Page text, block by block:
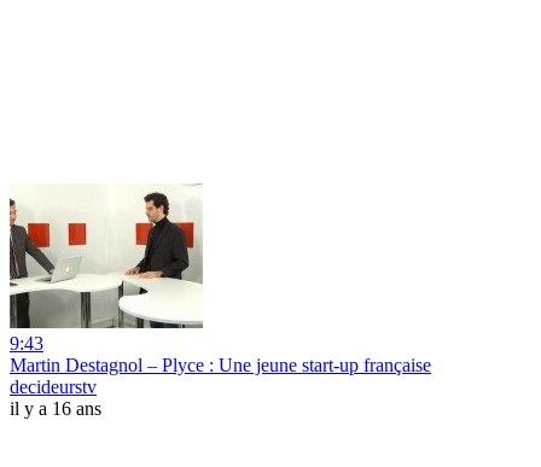
9:43
Martin Destagnol – Plyce : Une jeune start-up française
decideurstv
il y a 16 ans